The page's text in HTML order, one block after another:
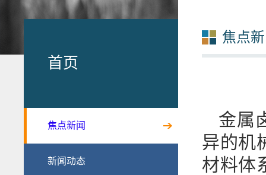
首页
焦点新闻
新闻动态
焦点
金属
异的机
材料体